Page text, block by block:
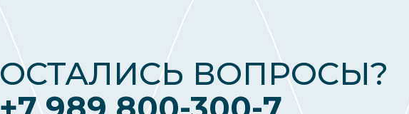
ОСТАЛИСЬ ВОПРОСЫ?